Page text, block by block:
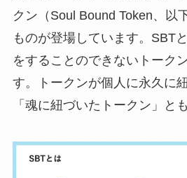
クン（Soul Bound Token、以
ものが登場しています。SBT
をすることのできないトーク
す。トークンが個人に永久に
「魂に紐づいたトークン」と